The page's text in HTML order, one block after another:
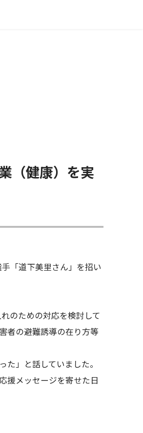
（健康）を実
「道下美里さん」を招い
のための対応を検討して
者の避難誘導の在り方等
」と話していました。
援メッセージを寄せた日